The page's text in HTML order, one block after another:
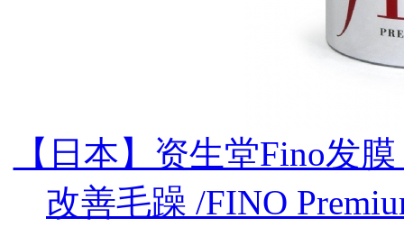
【日本】资生堂Fino发
改善毛躁 /FINO